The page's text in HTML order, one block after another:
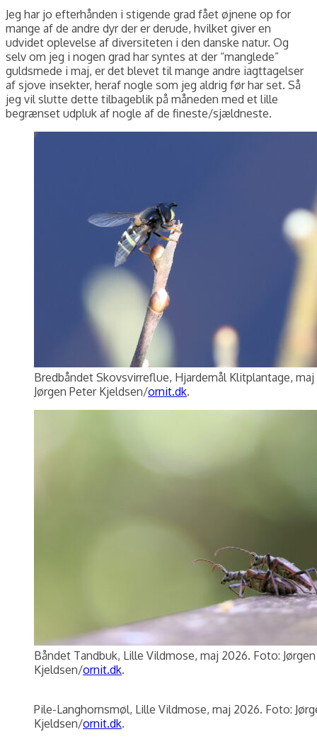
Jeg har jo efterhånden i stigende grad fået øjnene op for
mange af de andre dyr der er derude, hvilket giver en
udvidet oplevelse af diversiteten i den danske natur. Og
selv om jeg i nogen grad har syntes at der “manglede”
guldsmede i maj, er det blevet til mange andre iagttagelser
af sjove insekter, heraf nogle som jeg aldrig før har set. Så
jeg vil slutte dette tilbageblik på måneden med et lille
begrænset udpluk af nogle af de fineste/sjældneste.
Bredbåndet Skovsvirreflue, Hjardemål Klitplantage,
Jørgen Peter Kjeldsen/ornit.dk.
Båndet Tandbuk, Lille Vildmose, maj 2026. Foto:
Kjeldsen/ornit.dk.
Pile-Langhornsmøl, Lille Vildmose, maj 2026. Foto:
Kjeldsen/ornit.dk.